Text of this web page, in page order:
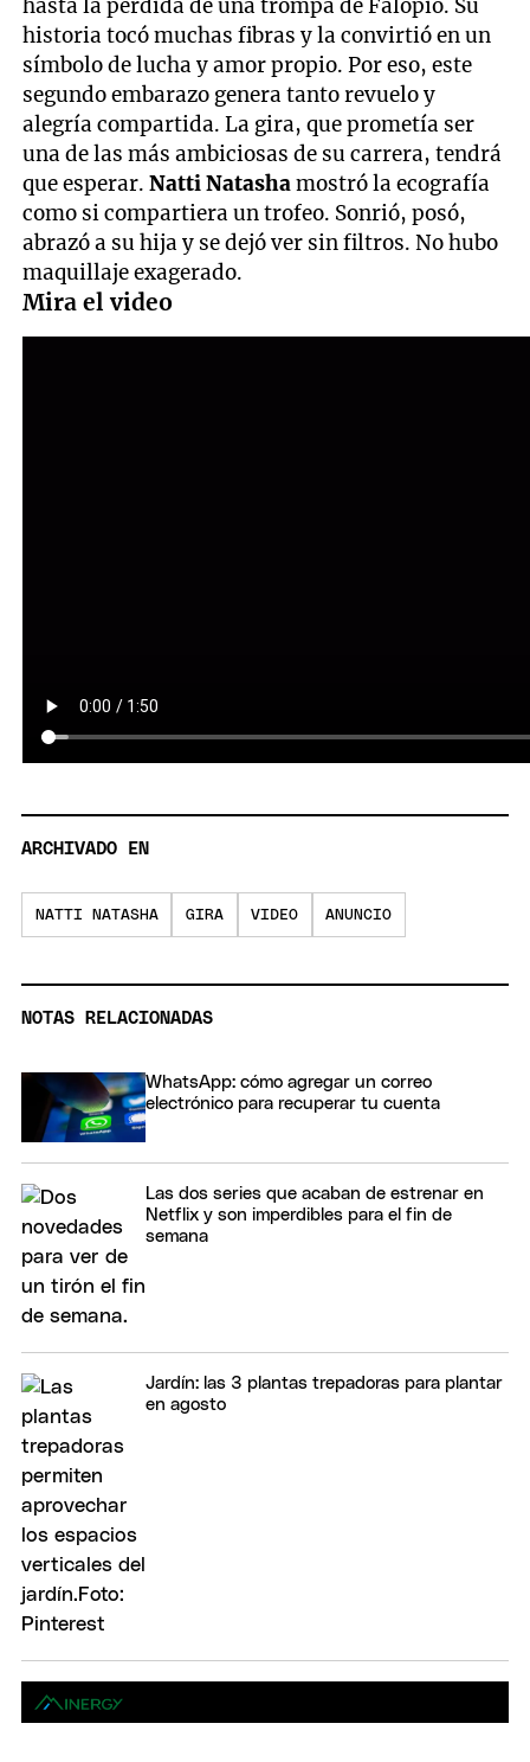
hasta la pérdida de una trompa de Falopio. Su
historia tocó muchas fibras y la convirtió en un
símbolo de lucha y amor propio. Por eso, este
segundo embarazo genera tanto revuelo y
alegría compartida. La gira, que prometía ser
una de las más ambiciosas de su carrera, tendrá
que esperar.Natti Natashamostró la ecografía
como si compartiera un trofeo. Sonrió, posó,
abrazó a su hija y se dejó ver sin filtros. No hubo
maquillaje exagerado.
Mira el video
ARCHIVADO EN
NATTI NATASHA GIRA VIDEO ANUNCIO
NOTAS RELACIONADAS
WhatsApp: cómo agregar un correo
electrónico para recuperar tu cuenta
Las dos series que acaban de estrenar en
Netflix y son imperdibles para el fin de
semana
Jardín: las 3 plantas trepadoras para plantar
en agosto